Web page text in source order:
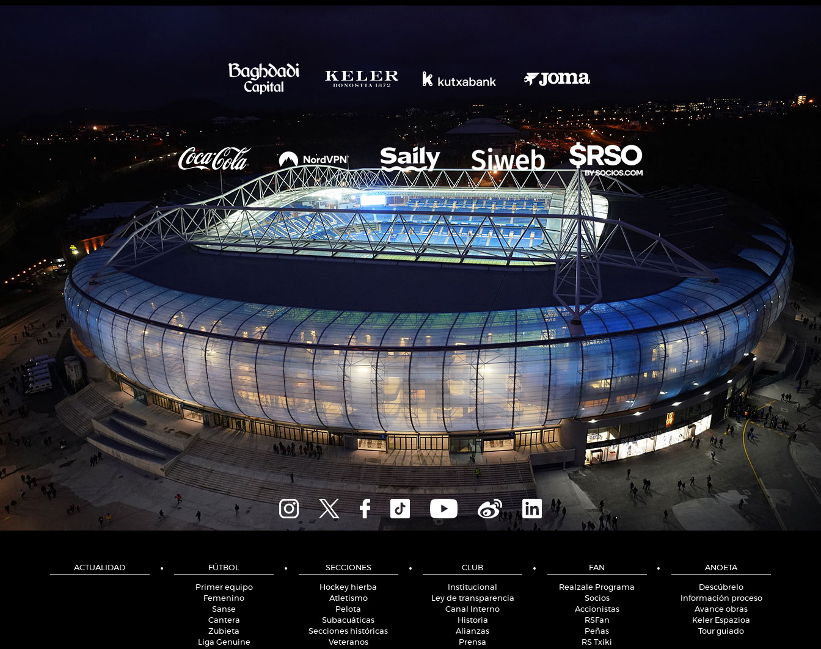
ACTUALIDAD FÚTBOL
Primer equipo
Femenino
Sanse
Cantera
Zubieta
Liga Genuine
SECCIONES
Hockey hierba
Atletismo
Pelota
Subacuáticas
Secciones históricas
Veteranos
CLUB
Institucional
Ley de transparencia
Canal Interno
Historia
Alianzas
Prensa
FAN
Realzale Programa
Socios
Accionistas
RSFan
Peñas
RS Txiki
ANOETA
Descúbrelo
Información proceso
Avance obras
Keler Espazioa
Tour guiado